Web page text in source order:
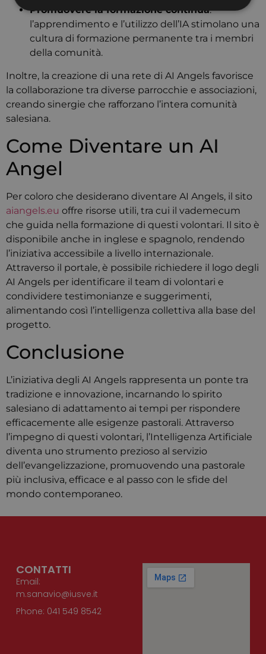
Promuovere la formazione continua:
l’apprendimento e l’utilizzo dell’IA stimolano una
cultura di formazione permanente tra i membri
della comunità.
Inoltre, la creazione di una rete di AI Angels favorisce
la collaborazione tra diverse parrocchie e associazioni,
creando sinergie che rafforzano l’intera comunità
salesiana.
Come Diventare un AI
Angel
Per coloro che desiderano diventare AI Angels, il sito
aiangels.eu offre risorse utili, tra cui il vademecum
che guida nella formazione di questi volontari. Il sito è
disponibile anche in inglese e spagnolo, rendendo
l’iniziativa accessibile a livello internazionale.
Attraverso il portale, è possibile richiedere il logo degli
AI Angels per identificare il team di volontari e
condividere testimonianze e suggerimenti,
alimentando così l’intelligenza collettiva alla base del
progetto.
Conclusione
L’iniziativa degli AI Angels rappresenta un ponte tra
tradizione e innovazione, incarnando lo spirito
salesiano di adattamento ai tempi per rispondere
efficacemente alle esigenze pastorali. Attraverso
l’impegno di questi volontari, l’Intelligenza Artificiale
diventa uno strumento prezioso al servizio
dell’evangelizzazione, promuovendo una pastorale
più inclusiva, efficace e al passo con le sfide del
mondo contemporaneo.
CONTATTI
Email:
m.sanavio@iusve.it
Phone: 041 549 8542
Strettamente necessari Targeting
I cookie strettamente necessari consentono le
dell'utente e la gestione dell'account. Il sito web non
può essere utilizzato correttamente senza i cookie
strettamente necessari.
CookieScriptConsent
www.cuberadio.it
4
settimane
cookie dei
visitatori.
il banner
funzioni